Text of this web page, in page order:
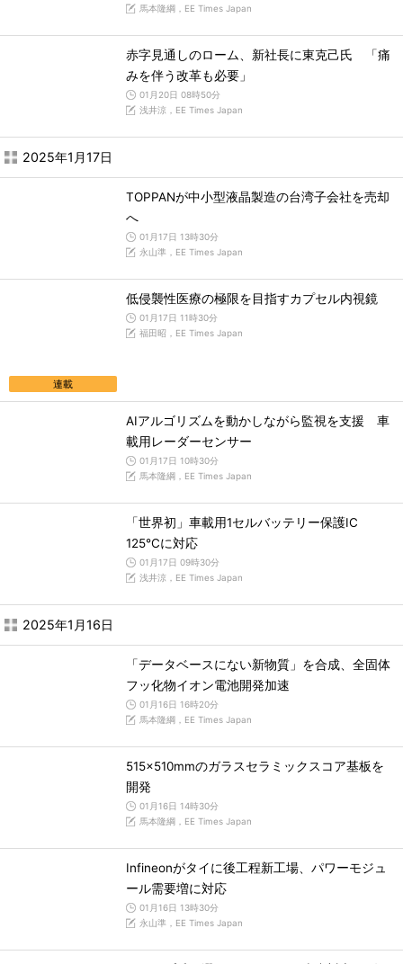
馬本隆綱，EE Times Japan
赤字見通しのローム、新社長に東克己氏 「痛
みを伴う改革も必要」
01月20日 08時50分
浅井涼，EE Times Japan
2025年1月17日
TOPPANが中小型液晶製造の台湾子会社を売却
へ
01月17日 13時30分
永山準，EE Times Japan
連載
低侵襲性医療の極限を目指すカプセル内視鏡
01月17日 11時30分
福田昭，EE Times Japan
AIアルゴリズムを動かしながら監視を支援 車
載用レーダーセンサー
01月17日 10時30分
馬本隆綱，EE Times Japan
「世界初」車載用1セルバッテリー保護IC
125℃に対応
01月17日 09時30分
浅井涼，EE Times Japan
2025年1月16日
「データベースにない新物質」を合成、全固体
フッ化物イオン電池開発加速
01月16日 16時20分
馬本隆綱，EE Times Japan
515×510mmのガラスセラミックスコア基板を
開発
01月16日 14時30分
馬本隆綱，EE Times Japan
Infineonがタイに後工程新工場、パワーモジュ
ール需要増に対応
01月16日 13時30分
永山準，EE Times Japan